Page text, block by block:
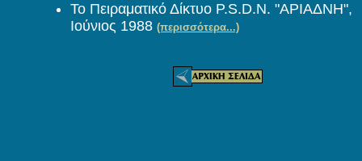
Το Πειραματικό Δίκτυο P.S.D.N. "ΑΡΙΑΔΝΗ",
Ιούνιος 1988 (περισσότερα...)